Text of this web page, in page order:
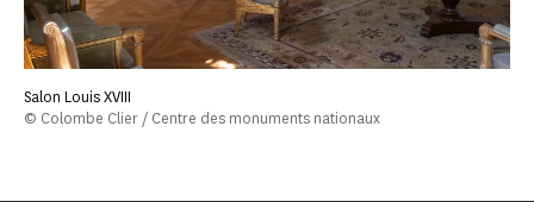
Salon Louis XVIII
© Colombe Clier / Centre des monuments nationaux